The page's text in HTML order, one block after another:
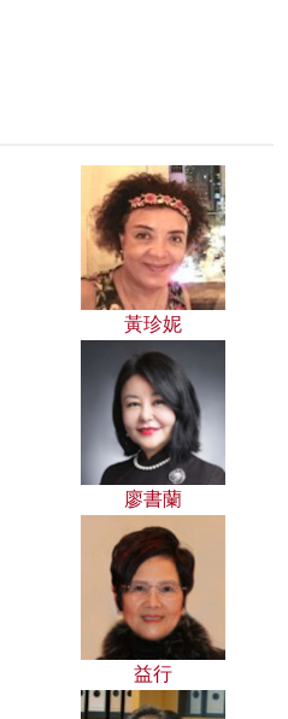
黃珍妮
廖書蘭
益行